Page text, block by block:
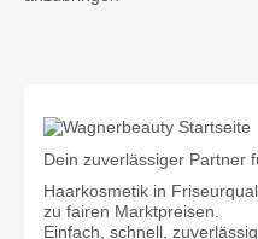
Dein zuverlässiger Partner
Haarkosmetik in
zu fairen Marktpreisen.
Einfach, schnell,